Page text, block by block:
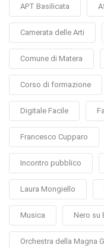
APT Basilicata
Camerata delle Arti
Comune di Matera
Corso di formazione
Digitale Facile
Francesco Cupparo
Incontro pubblico
Laura Mongiello
Musica Nero su
Orchestra della Magna